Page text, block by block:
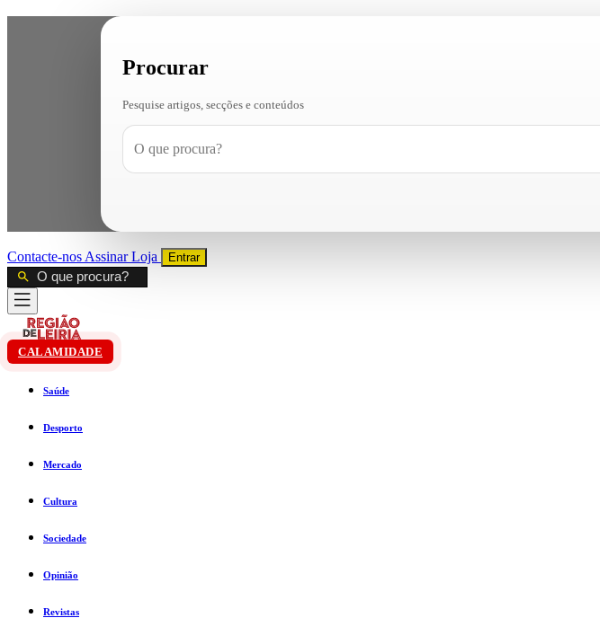
Procurar
Pesquise artigos, secções e conteúdos
Contacte-nos AssinarLoja Entrar
CALAMIDADE
Saúde
Desporto
Mercado
Cultura
Sociedade
Opinião
Revistas